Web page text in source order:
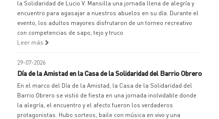
la Solidaridad de Lucio V. Mansilla una jornada llena de alegría y
encuentro para agasajar a nuestros abuelos en su día. Durante el
evento, los adultos mayores disfrutaron de un torneo recreativo
con competencias de sapo, tejo y truco
Leer más
29-07-2026
Día de la Amistad en la Casa de la Solidaridad del Barrio Obrero
En el marco del Día de la Amistad, la Casa de la Solidaridad del
Barrio Obrero se vistió de fiesta en una jornada inolvidable donde
la alegría, el encuentro y el afecto fueron los verdaderos
protagonistas. Hubo sorteos, baile con música en vivo y una